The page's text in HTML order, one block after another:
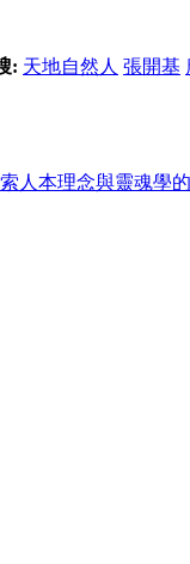
: 天地自然人 張開基
人本理念與靈魂學